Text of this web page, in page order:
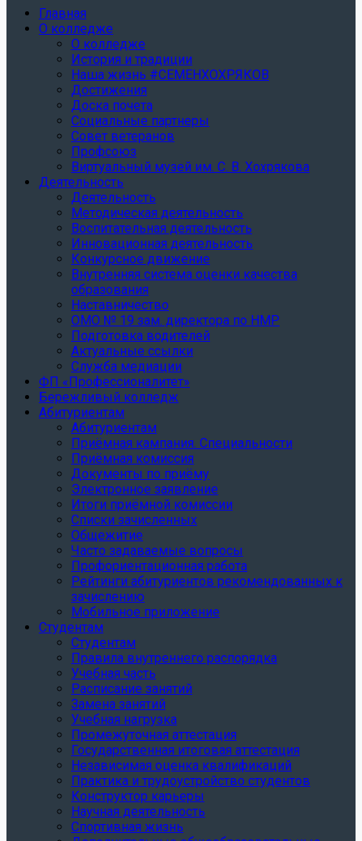
Главная
О колледже
О колледже
История и традиции
Наша жизнь #СЕМЕНХОХРЯКОВ
Достижения
Доска почета
Социальные партнеры
Совет ветеранов
Профсоюз
Виртуальный музей им. С. В. Хохрякова
Деятельность
Деятельность
Методическая деятельность
Воспитательная деятельность
Инновационная деятельность
Конкурсное движение
Внутренняя система оценки качества
образования
Наставничество
ОМО № 19 зам. директора по НМР
Подготовка водителей
Актуальные ссылки
Служба медиации
ФП «Профессионалитет»
Бережливый колледж
Абитуриентам
Абитуриентам
Приёмная кампания. Специальности
Приёмная комиссия
Документы по приёму
Электронное заявление
Итоги приёмной комиссии
Списки зачисленных
Общежитие
Часто задаваемые вопросы
Профориентационная работа
Рейтинги абитуриентов рекомендованных к
зачислению
Мобильное приложение
Студентам
Студентам
Правила внутреннего распорядка
Учебная часть
Расписание занятий
Замена занятий
Учебная нагрузка
Промежуточная аттестация
Государственная итоговая аттестация
Независимая оценка квалификаций
Практика и трудоустройство студентов
Конструктор карьеры
Научная деятельность
Спортивная жизнь